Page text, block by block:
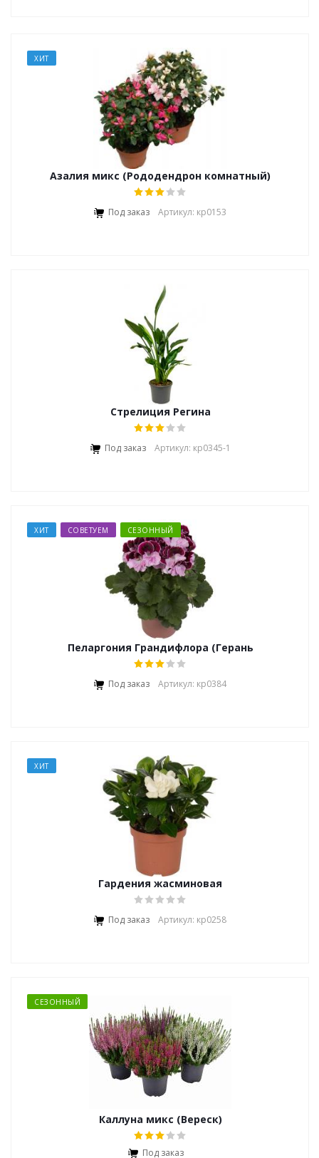
ХИТ
Азалия микс (Рододендрон комнатный)
Под заказ Артикул: кр0153
Стрелиция Регина
Под заказ Артикул: кр0345-1
ХИТ СОВЕТУЕМ СЕЗОННЫЙ
Пеларгония Грандифлора (Герань
крупноцветковая королевская)
Под заказ Артикул: кр0384
ХИТ
Гардения жасминовая
Под заказ Артикул: кр0258
СЕЗОННЫЙ
Каллуна микс (Вереск)
Под заказ